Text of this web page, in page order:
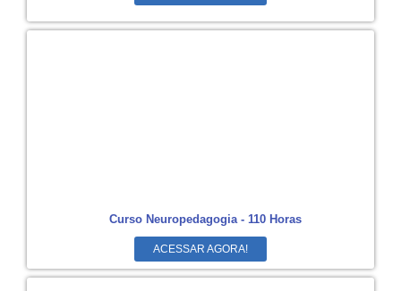
Curso Neuropedagogia - 110 Horas
ACESSAR AGORA!